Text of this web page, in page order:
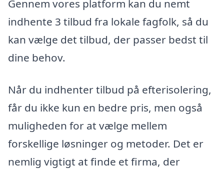
Gennem vores platform kan du nemt
indhente 3 tilbud fra lokale fagfolk, så du
kan vælge det tilbud, der passer bedst til
dine behov.
Når du indhenter tilbud på efterisolering,
får du ikke kun en bedre pris, men også
muligheden for at vælge mellem
forskellige løsninger og metoder. Det er
nemlig vigtigt at finde et firma, der